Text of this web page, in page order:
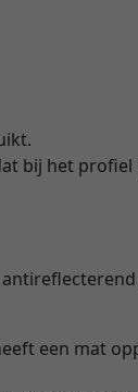
bij het profiel
een mat